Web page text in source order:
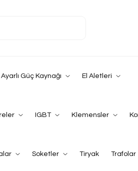
Güç Kaynağı El Aletleri
IGBT Klemensler
Soketler Tiryak Trafolar